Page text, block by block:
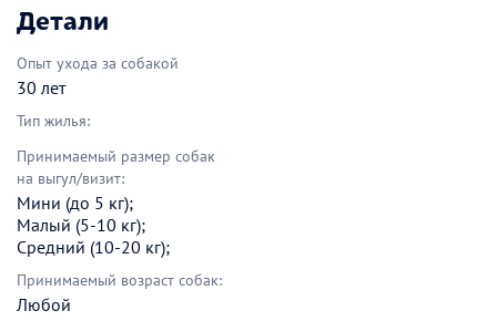
Детали
Опыт ухода за собакой
30 лет
Тип жилья:
Принимаемый размер собак
на выгул/визит:
Мини (до 5 кг);
Малый (5-10 кг);
Средний (10-20 кг);
Принимаемый возраст собак:
Любой